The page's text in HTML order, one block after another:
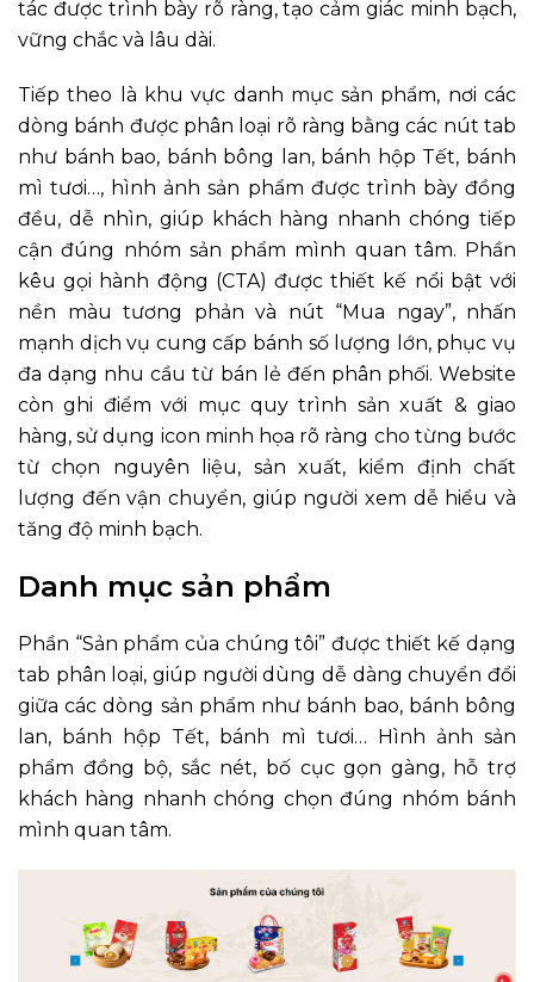
tác được trình bày rõ ràng, tạo cảm giác minh bạch,
vững chắc và lâu dài.
Tiếp theo là khu vực danh mục sản phẩm, nơi các
dòng bánh được phân loại rõ ràng bằng các nút tab
như bánh bao, bánh bông lan, bánh hộp Tết, bánh
mì tươi…, hình ảnh sản phẩm được trình bày đồng
đều, dễ nhìn, giúp khách hàng nhanh chóng tiếp
cận đúng nhóm sản phẩm mình quan tâm. Phần
kêu gọi hành động (CTA) được thiết kế nổi bật với
nền màu tương phản và nút “Mua ngay”, nhấn
mạnh dịch vụ cung cấp bánh số lượng lớn, phục vụ
đa dạng nhu cầu từ bán lẻ đến phân phối. Website
còn ghi điểm với mục quy trình sản xuất & giao
hàng, sử dụng icon minh họa rõ ràng cho từng bước
từ chọn nguyên liệu, sản xuất, kiểm định chất
lượng đến vận chuyển, giúp người xem dễ hiểu và
tăng độ minh bạch.
Danh mục sản phẩm
Phần “Sản phẩm của chúng tôi” được thiết kế dạng
tab phân loại, giúp người dùng dễ dàng chuyển đổi
giữa các dòng sản phẩm như bánh bao, bánh bông
lan, bánh hộp Tết, bánh mì tươi… Hình ảnh sản
phẩm đồng bộ, sắc nét, bố cục gọn gàng, hỗ trợ
khách hàng nhanh chóng chọn đúng nhóm bánh
mình quan tâm.